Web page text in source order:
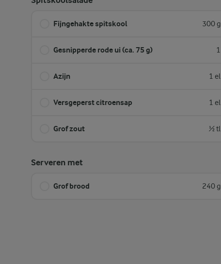
Fijngehakte spitskool 300 g
Gesnipperde rode ui (ca. 75 g) 1
Azijn 1 el
Versgeperst citroensap 1 el
Grof zout ½ tl
Serveren met
Grof brood 240 g